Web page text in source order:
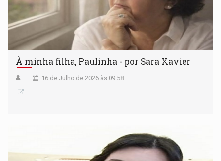
À minha filha, Paulinha - por Sara Xavier
16 de Julho de 2026 às 09:58